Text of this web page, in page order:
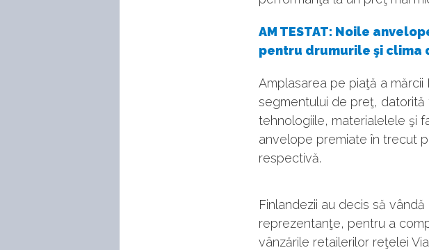
AM TESTAT: Noile
pentru drumurile şi clima
Amplasarea pe piaţă a
segmentului de preţ,
tehnologiile, materialelele şi
anvelope premiate în trecut
respectivă.
Finlandezii au decis să
reprezentanţe, pentru a
vânzările retailerilor reţelei